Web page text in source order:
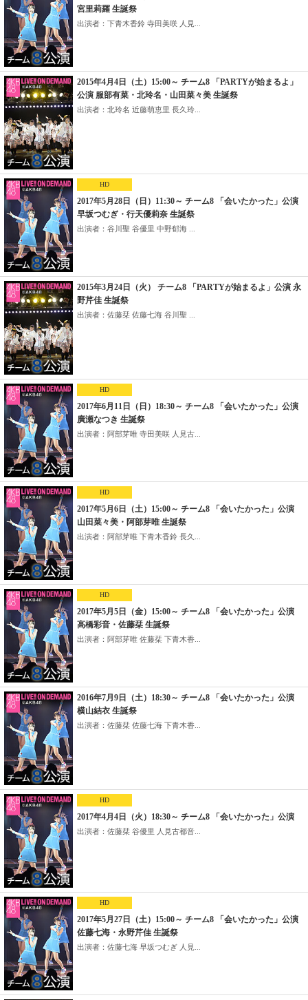
宮里莉羅 生誕祭
出演者：下青木香鈴 寺田美咲 人見...
2015年4月4日（土）15:00～ チーム8 「PARTYが始まるよ」
公演 服部有菜・北玲名・山田菜々美 生誕祭
出演者：北玲名 近藤萌恵里 長久玲...
HD
2017年5月28日（日）11:30～ チーム8 「会いたかった」公演
早坂つむぎ・行天優莉奈 生誕祭
出演者：谷川聖 谷優里 中野郁海 ...
2015年3月24日（火） チーム8 「PARTYが始まるよ」公演 永
野芹佳 生誕祭
出演者：佐藤栞 佐藤七海 谷川聖 ...
HD
2017年6月11日（日）18:30～ チーム8 「会いたかった」公演
廣瀬なつき 生誕祭
出演者：阿部芽唯 寺田美咲 人見古...
HD
2017年5月6日（土）15:00～ チーム8 「会いたかった」公演
山田菜々美・阿部芽唯 生誕祭
出演者：阿部芽唯 下青木香鈴 長久...
HD
2017年5月5日（金）15:00～ チーム8 「会いたかった」公演
高橋彩音・佐藤栞 生誕祭
出演者：阿部芽唯 佐藤栞 下青木香...
2016年7月9日（土）18:30～ チーム8 「会いたかった」公演
横山結衣 生誕祭
出演者：佐藤栞 佐藤七海 下青木香...
HD
2017年4月4日（火）18:30～ チーム8 「会いたかった」公演
出演者：佐藤栞 谷優里 人見古都音...
HD
2017年5月27日（土）15:00～ チーム8 「会いたかった」公演
佐藤七海・永野芹佳 生誕祭
出演者：佐藤七海 早坂つむぎ 人見...